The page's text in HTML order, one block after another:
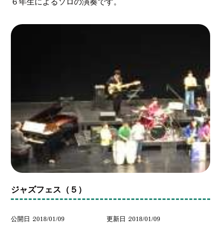
ジャズフェス（５）
公開日 2018/01/09 更新日 2018/01/09